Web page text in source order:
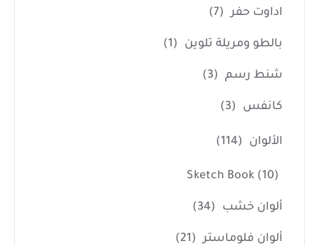
اداوت حفر (7)
بالطو ومريلة تلوين (1)
شنط رسم (3)
كانفس (3)
الألوان (114)
Sketch Book (10)
ألوان خشب (34)
ألوان فلوماستر (21)